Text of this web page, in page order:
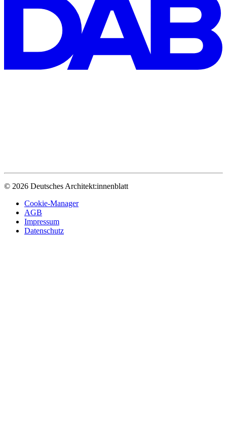
© 2026 Deutsches Architekt:innenblatt
Cookie-Manager
AGB
Impressum
Datenschutz